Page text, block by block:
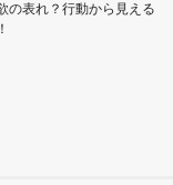
の表れ？行動から見える